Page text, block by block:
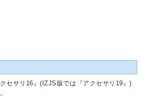
セサリ16』(IZJS版では『アクセサリ19』)